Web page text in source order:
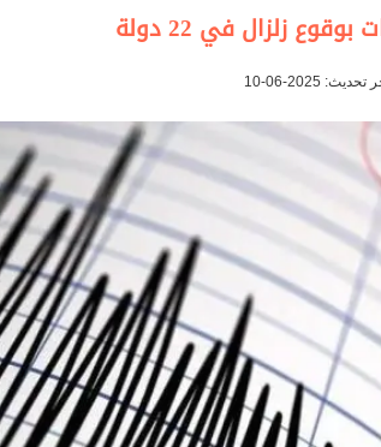
زلزال في 22 دولة
تحديث: 2025-06-10